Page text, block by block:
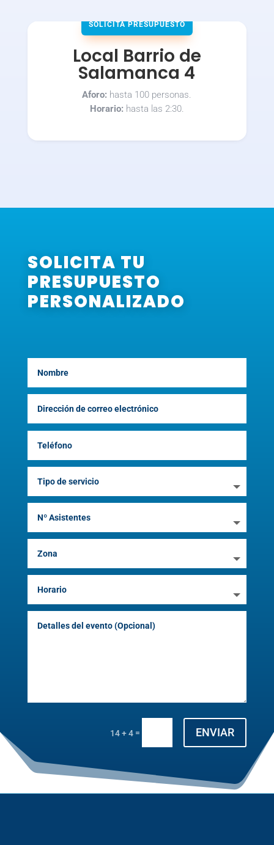
SOLICITA PRESUPUESTO
Local Barrio de
Salamanca 4
Aforo: hasta 100 personas.
Horario: hasta las 2:30.
SOLICITA TU
PRESUPUESTO
PERSONALIZADO
14 + 4 = ENVIAR